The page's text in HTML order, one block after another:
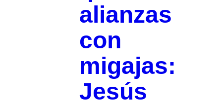
alianzas
con
migajas:
Jesús